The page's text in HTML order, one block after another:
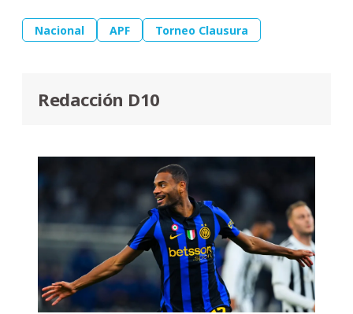
Nacional APF Torneo Clausura
Redacción D10